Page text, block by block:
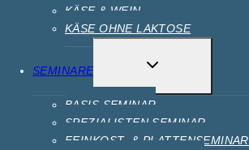
KÄSE & WEIN
KÄSE OHNE LAKTOSE
SEMINARE
BASIS SEMINAR
SPEZIALISTEN SEMINAR
FEINKOST- & PLATTENSEMINAR